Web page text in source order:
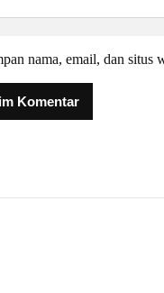
nama, email, dan situs